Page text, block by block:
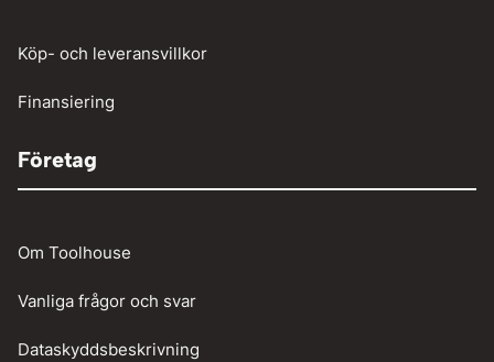
Vinschar
Köp- och leveransvillkor
Finansiering
Företag
Om Toolhouse
Vanliga frågor och svar
Dataskyddsbeskrivning